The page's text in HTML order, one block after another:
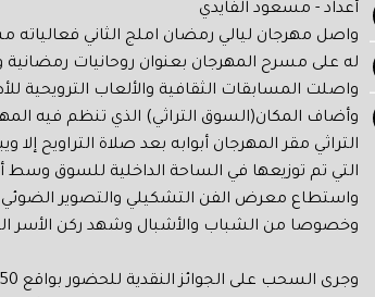
أعداد - مسعود الفايدي
واصل مهرجان ليالي رمضان املج الثاني
له على مسرح المهرجان بعنوان روحانيات
واصلت المسابقات الثقافية والألعاب الترويحية
وأضاف المكان(السوق التراثي) الذي تنظم فيه
التراثي مقر المهرجان أبوابه بعد صلاة التراويح
التي تم توزيعها في الساحة الداخلية للسوق وسط
واستطاع معرض الفن التشكيلي والتصوير الضوئي
وخصوصا من الشباب والأشبال وشهد ركن الأسر
وجرى السحب على الجوائز النقدية للحضور بواقع 1750 ريال موزعه على 3 ارقام (1000 ، 500 ، 250)